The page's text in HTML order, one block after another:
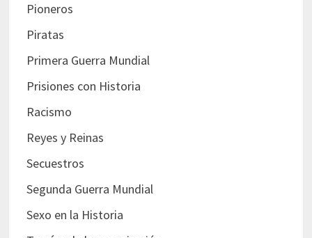
Pioneros
Piratas
Primera Guerra Mundial
Prisiones con Historia
Racismo
Reyes y Reinas
Secuestros
Segunda Guerra Mundial
Sexo en la Historia